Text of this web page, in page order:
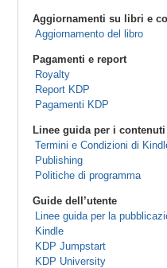
Aggiornamenti su libri e
Aggiornamento del libro
Pagamenti e report
Royalty
Report KDP
Pagamenti KDP
Linee guida per i
Termini e Condizioni di
Publishing
Politiche di programma
Guide dell’utente
Linee guida per la
Kindle
KDP Jumpstart
KDP University